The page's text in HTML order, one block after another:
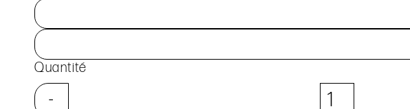
Quantité
-